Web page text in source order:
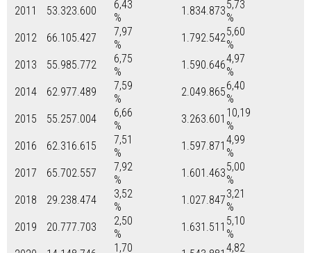
2011
53.323.600
6,43
%
1.834.8735,73
%
2012
66.105.427
7,97
%
1.792.5425,60
%
2013
55.985.772
6,75
%
1.590.6464,97
%
2014
62.977.489
7,59
%
2.049.8656,40
%
2015
55.257.004
6,66
%
3.263.601 10,19
%
2016
62.316.615
7,51
%
1.597.871 4,99
%
2017
65.702.557
7,92
%
1.601.4635,00
%
2018
29.238.474
3,52
%
1.027.8473,21
%
2019
20.777.703
2,50
%
1.631.511 5,10
%
1,70
4,82